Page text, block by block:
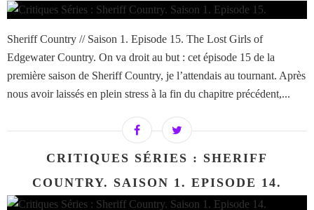
Sheriff Country // Saison 1. Episode 15. The Lost Girls of
Edgewater Country. On va droit au but : cet épisode 15 de la
première saison de Sheriff Country, je l’attendais au tournant. Après
nous avoir laissés en plein stress à la fin du chapitre précédent,...
CRITIQUES SÉRIES : SHERIFF
COUNTRY. SAISON 1. EPISODE 14.